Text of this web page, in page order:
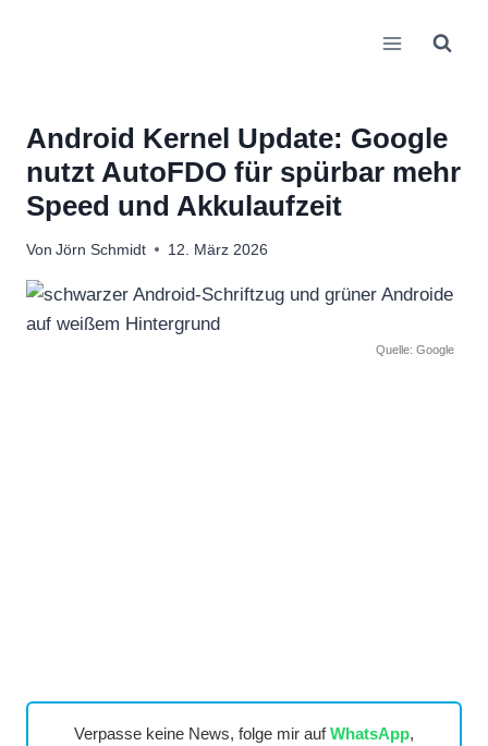
Android Kernel Update: Google
nutzt AutoFDO für spürbar mehr
Speed und Akkulaufzeit
Von Jörn Schmidt 12. März 2026
Quelle: Google
Verpasse keine News, folge mir aufWhatsApp,